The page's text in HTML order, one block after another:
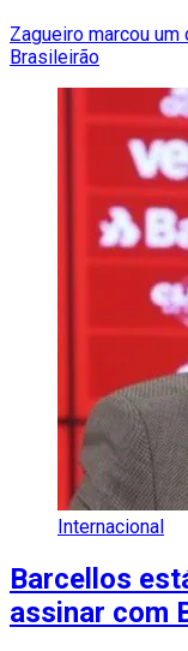
Zagueiro marcou
Brasileirão
Internacional
Barcellos
assinar com